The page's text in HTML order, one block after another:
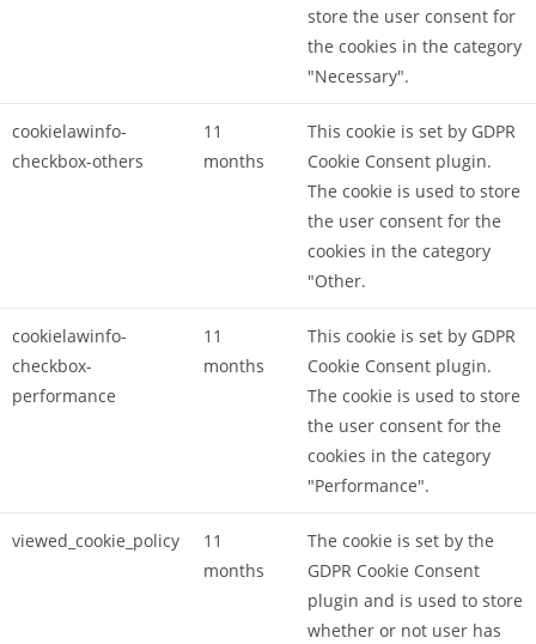
store the user consent for
the cookies in the category
"Necessary".
cookielawinfo-
checkbox-others
11
months
This cookie is set by GDPR
Cookie Consent plugin.
The cookie is used to store
the user consent for the
cookies in the category
"Other.
cookielawinfo-
checkbox-
performance
11
months
This cookie is set by GDPR
Cookie Consent plugin.
The cookie is used to store
the user consent for the
cookies in the category
"Performance".
viewed_cookie_policy
11
months
The cookie is set by the
GDPR Cookie Consent
plugin and is used to store
whether or not user has